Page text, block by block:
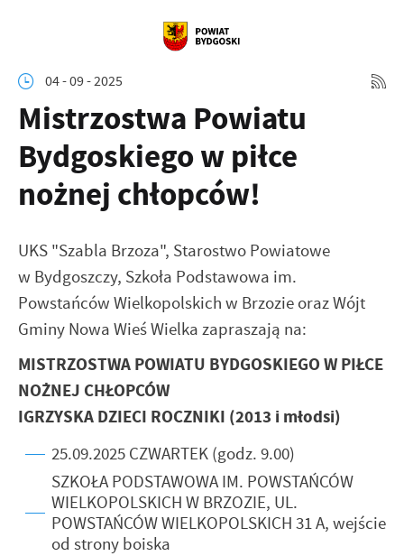
04 - 09 - 2025
Mistrzostwa Powiatu
Bydgoskiego w piłce
nożnej chłopców!
UKS "Szabla Brzoza", Starostwo Powiatowe
w Bydgoszczy, Szkoła Podstawowa im.
Powstańców Wielkopolskich w Brzozie oraz Wójt
Gminy Nowa Wieś Wielka zapraszają na:
MISTRZOSTWA POWIATU BYDGOSKIEGO W PIŁCE
NOŻNEJ CHŁOPCÓW
IGRZYSKA DZIECI ROCZNIKI (2013 i młodsi)
25.09.2025 CZWARTEK (godz. 9.00)
SZKOŁA PODSTAWOWA IM. POWSTAŃCÓW
WIELKOPOLSKICH W BRZOZIE, UL.
POWSTAŃCÓW WIELKOPOLSKICH 31 A, wejście
od strony boiska